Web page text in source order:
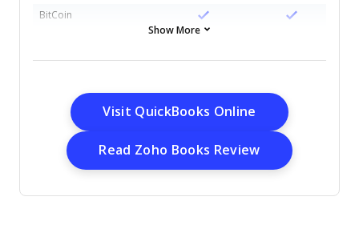
BitCoin
CRM Integration
Contact Management
Customer
Management
Dashboard
Show More
Visit QuickBooks Online Opens New
Read Zoho Books ReviewOpens New